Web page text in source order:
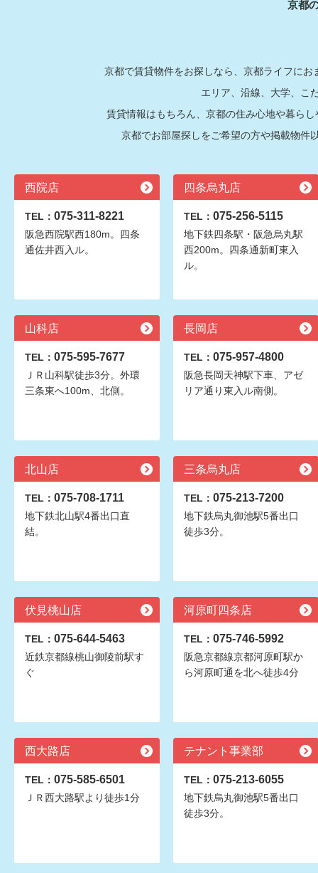
京都
京都で賃貸物件をお探しなら、京都ライフに
エリア、沿線、大学、こ
賃貸情報はもちろん、京都の住み心地や暮ら
京都でお部屋探しをご希望の方や掲載物件
西院店
TEL： 075-311-8221
阪急西院駅西180m。四条
通佐井西入ル。
四条烏丸店
TEL： 075-256-5115
地下鉄四条駅・阪急烏丸駅
西200m。四条通新町東入
ル。
山科店
TEL： 075-595-7677
ＪＲ山科駅徒歩3分。外環
三条東へ100m、北側。
長岡店
TEL： 075-957-4800
阪急長岡天神駅下車、アゼ
リア通り東入ル南側。
北山店
TEL： 075-708-1711
地下鉄北山駅4番出口直
結。
三条烏丸店
TEL： 075-213-7200
地下鉄烏丸御池駅5番出口
徒歩3分。
伏見桃山店
TEL： 075-644-5463
近鉄京都線桃山御陵前駅す
ぐ
河原町四条店
TEL： 075-746-5992
阪急京都線京都河原町駅か
ら河原町通を北へ徒歩4分
西大路店
TEL： 075-585-6501
ＪＲ西大路駅より徒歩1分
テナント事業部
TEL： 075-213-6055
地下鉄烏丸御池駅5番出口
徒歩3分。